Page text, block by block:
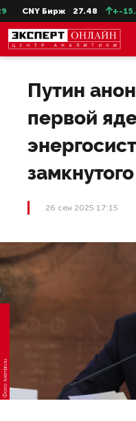
CNY Бирж 27.48 +-15.5
Путин
первой
26 сен 2025 17:15
Фото: kremlin.ru